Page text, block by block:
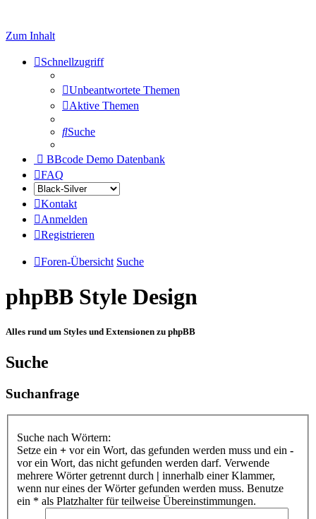
Zum Inhalt
Schnellzugriff
Unbeantwortete Themen
Aktive Themen
Suche
BBcode Demo Datenbank
FAQ
Kontakt
Anmelden
Registrieren
Foren-Übersicht Suche
phpBB Style Design
Alles rund um Styles und Extensionen zu phpBB
Suche
Suchanfrage
Suche nach Wörtern:
Setze ein + vor ein Wort, das gefunden werden muss und ein -
vor ein Wort, das nicht gefunden werden darf. Verwende
mehrere Wörter getrennt durch | innerhalb einer Klammer,
wenn nur eines der Wörter gefunden werden muss. Benutze
ein * als Platzhalter für teilweise Übereinstimmungen.